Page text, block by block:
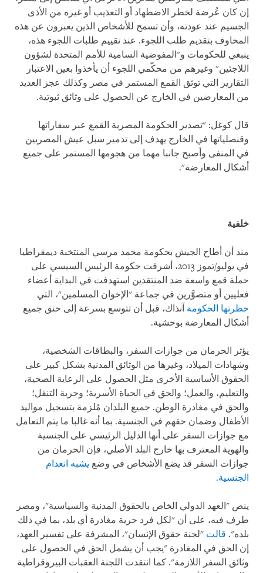
إن كان عُرضة لخطر الاضطهاد أو التعذيب أو غيره من الأذى
الجسيم عند عودته، وأن تسمح للأشخاص الذين يعبرون عن هذه
المخاوف بتقديم طلب اللجوء. عند تقييم طلبات اللجوء هذه،
ينبغي للحكومات و"المفوضية السامية للأمم المتحدة لشؤون
اللاجئين" وغيرهم من محكّمي اللجوء أن يأخذوا بعين الاعتبار
التقارير التي توثق القمع المستمر في مصر وكذلك عجز العديد
من المعارضين في الخارج عن الحصول على وثائق ثبوتية.
قال كوغل: "تصدير الحكومة المصرية القمع عبر سفاراتها
وقنصلياتها في الخارج يهدف إلى تدمير سبل عيش المصريين
في المنفى وأصبح جانبا مهما من هجومها المستمر على جميع
أشكال المعارضة".
خلفية
منذ أن أطاح الجيش بحكومة محمد مرسي المنتخبة ديمقراطيا
في يوليو/تموز 2013، أشرفت حكومة الرئيس السيسي على
حملة قمع واسعة ضد المنتقدين استهدفت في البداية أعضاء
فعليين أو متصوَّرين في جماعة "الإخوان المسلمين"، التي
حظرتها الحكومة آنذاك، قبل أن تتوسع بسرعة إلى خنق جميع
أشكال المعارضة بوحشية.
يؤثر الحرمان من جوازات السفر، والبطاقات الشخصية،
وشهادات الميلاد، وغيرها من الوثائق المدنية بشكل كبير على
الحقوق الأساسية الأخرى مثل الحصول على الرعاية الصحية،
والتعليم، والعمل؛ والحق في الحياة الأسرية؛ وحرية التنقل؛
والحق في مغادرة الوطن. جميع البلدان مُلزمة بتسجيل مواليد
الأطفال وضمان حقهم في الجنسية. بما أنه غالبا ما يتم التعامل
مع جوازات السفر على أنها الدليل الرئيسي على الجنسية
والهوية المعترف بها خارج البلد الأصلي، فإن الحرمان من
جوازات السفر قد يضع الأشخاص في وضع يشبه انعدام
الجنسية.
ينص "العهد الدولي الخاص بالحقوق المدنية والسياسية"، ومصر
طرف فيه، على أن "لكل فرد حرية مغادرة أي بلد، بما في ذلك
بلده". قالت "لجنة حقوق الإنسان"، المشرفة على تفسير العهد،
إن الحق في المغادرة "يجب أن يشمل الحق في الحصول على
وثائق السفر اللازمة". كما انتقدت اللجنة العقبات البيروقراطية